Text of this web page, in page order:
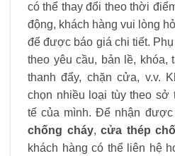
có thể thay đổi theo thời
động, khách hàng vui lòng
để được báo giá chi tiết.
theo yêu cầu, bản lề, khóa,
thanh đẩy, chặn cửa, v.v.
chọn nhiều loại tùy theo sở
tế của mình. Để nhận được
chống cháy, cửa thép
khách hàng có thể liên hệ